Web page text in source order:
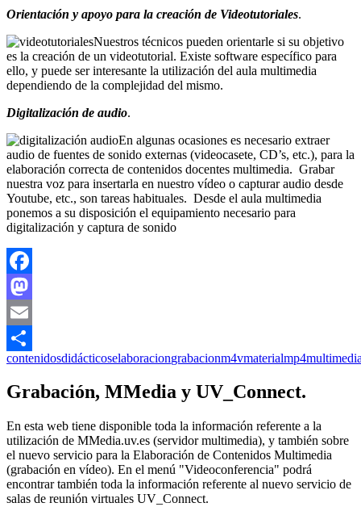
Orientación y apoyo para la creación de Videotutoriales.
Nuestros técnicos pueden orientarle si su objetivo
es la creación de un videotutorial. Existe software específico para
ello, y puede ser interesante la utilización del aula multimedia
dependiendo de la complejidad del mismo.
Digitalización de audio.
En algunas ocasiones es necesario extraer
audio de fuentes de sonido externas (videocasete, CD’s, etc.), para la
elaboración correcta de contenidos docentes multimedia. Grabar
nuestra voz para insertarla en nuestro vídeo o capturar audio desde
Youtube, etc., son tareas habituales. Desde el aula multimedia
ponemos a su disposición el equipamiento necesario para
digitalización y captura de sonido
Facebook
Mastodon
Email
Compartir
contenidosdidácticoselaboraciongrabacionm4vmaterialmp4
Grabación, MMedia y UV_Connect.
En esta web tiene disponible toda la información referente a la
utilización de MMedia.uv.es (servidor multimedia), y también sobre
el nuevo servicio para la Elaboración de Contenidos Multimedia
(grabación en vídeo). En el menú "Videoconferencia" podrá
encontrar también toda la información referente al nuevo servicio de
salas de reunión virtuales UV_Connect.